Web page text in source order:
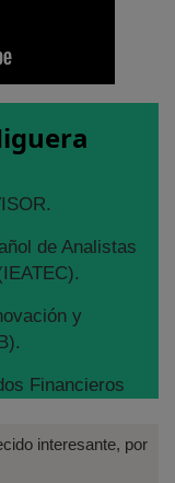
de Analistas
y
Financieros
II):
Titulos-
interesante, por